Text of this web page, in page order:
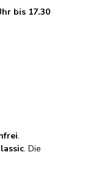
bis 17.30
.
. Die